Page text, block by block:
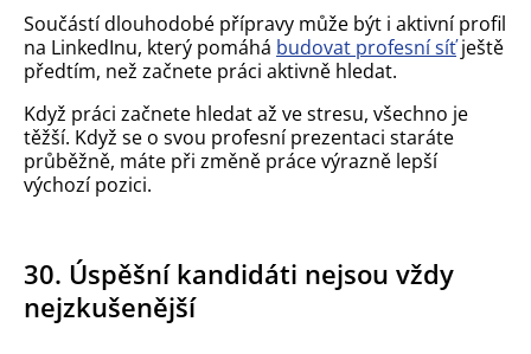
Součástí dlouhodobé přípravy může být i aktivní profil
na LinkedInu, který pomáhá budovat profesní síťještě
předtím, než začnete práci aktivně hledat.
Když práci začnete hledat až ve stresu, všechno je
těžší. Když se o svou profesní prezentaci staráte
průběžně, máte při změně práce výrazně lepší
výchozí pozici.
30. Úspěšní kandidáti nejsou vždy
nejzkušenější